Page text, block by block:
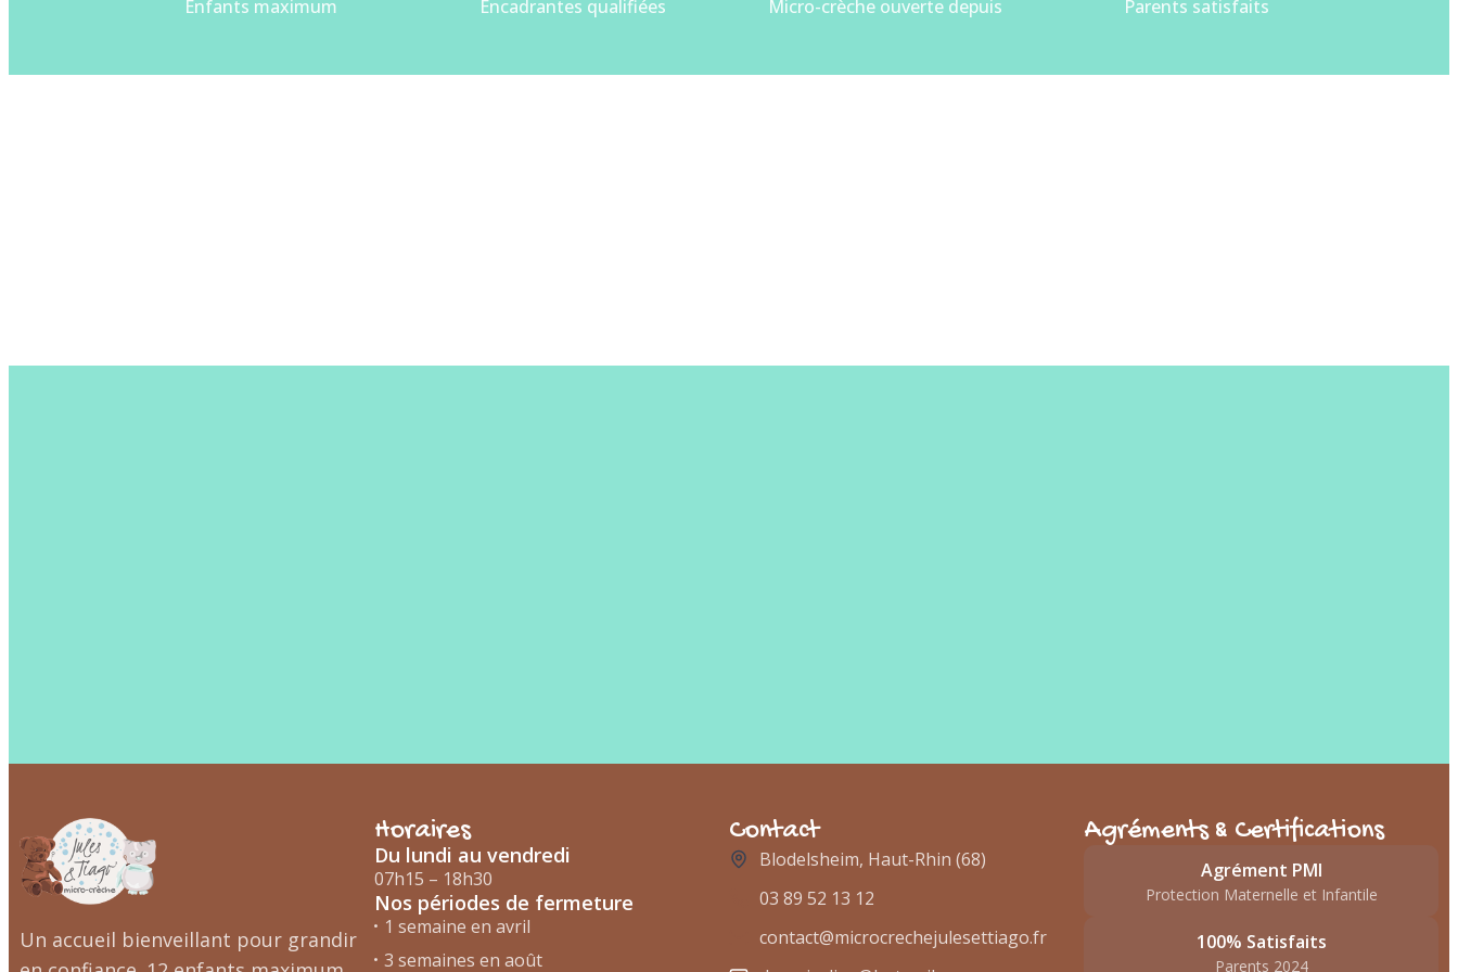
Enfants maximum Encadrantes qualifiées Micro-crèche ouverte depuis Parents satisfaits
Un accueil bienveillant pour grandir
Horaires
Du lundi au vendredi
07h15 – 18h30
Nos périodes de fermeture
1 semaine en avril
3 semaines en août
Contact
Blodelsheim, Haut-Rhin (68)
03 89 52 13 12
contact@microcrechejulesettiago.fr
Agréments & Certifications
Agrément PMI
Protection Maternelle et Infantile
100% Satisfaits
Parents 2024